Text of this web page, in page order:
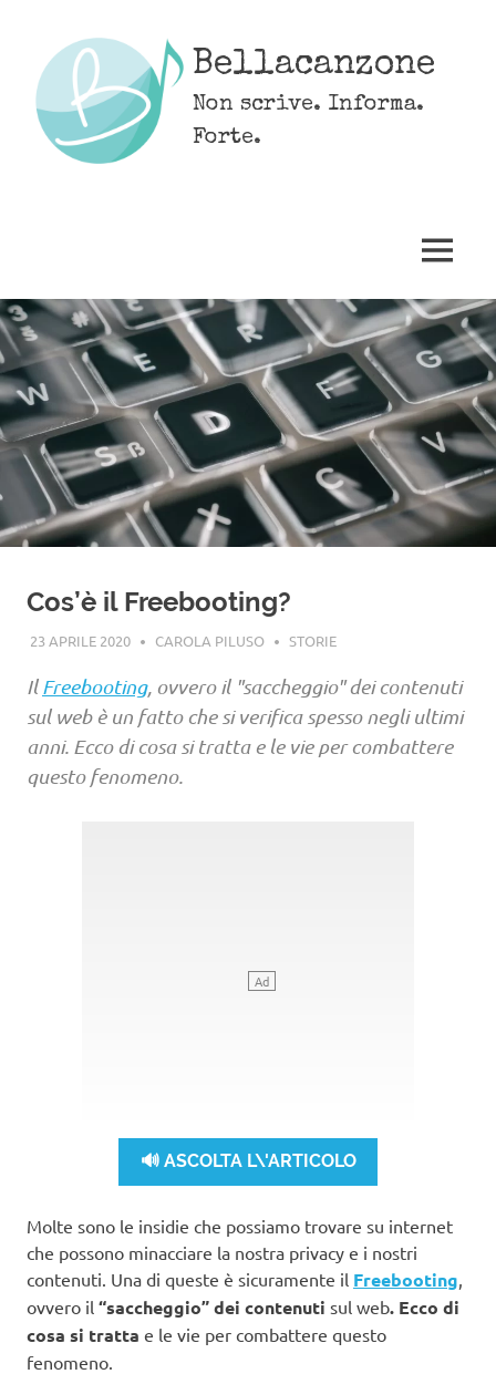
content
Bellacanzone
Non scrive. Informa.
Forte.
MENU
Cos’è il Freebooting?
23 APRILE 2020 CAROLA PILUSO STORIE
IlFreebooting, ovvero il "saccheggio" dei contenuti
sul web è un fatto che si verifica spesso negli ultimi
anni. Ecco di cosa si tratta e le vie per combattere
questo fenomeno.
🔊 ASCOLTA L\'ARTICOLO
Molte sono le insidie che possiamo trovare su internet
che possono minacciare la nostra privacy e i nostri
contenuti. Una di queste è sicuramente il Freebooting
ovvero il “saccheggio” dei contenuti sul web. Ecco di
cosa si tratta e le vie per combattere questo
fenomeno.